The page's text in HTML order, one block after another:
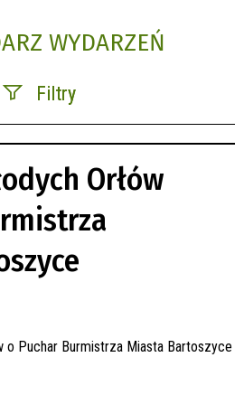
WYDARZEŃ
Filtry
w zakresie
—
Organizator
Orłów